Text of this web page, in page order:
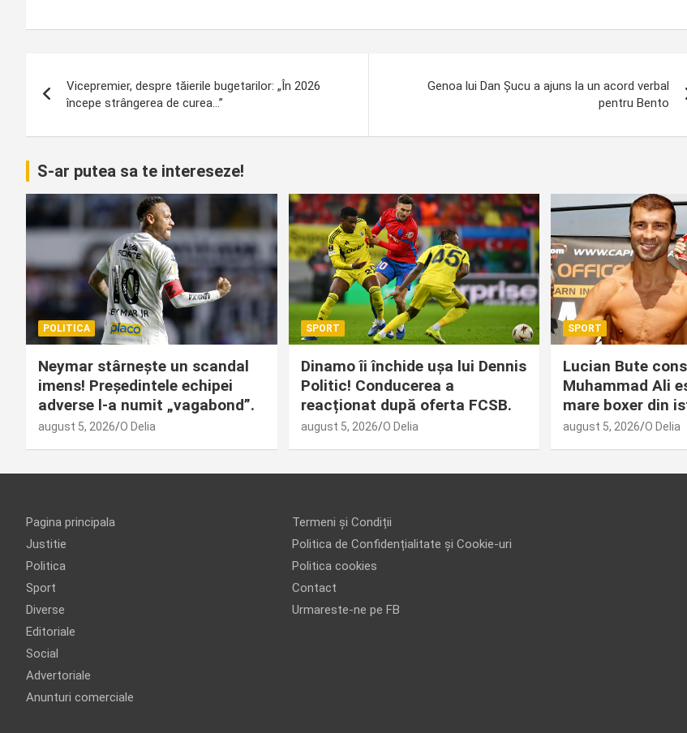
în
articole
Vicepremier, despre tăierile bugetarilor: „În 2026
începe strângerea de curea…”
Genoa lui Dan Șucu a ajuns la un acord verbal
pentru Bento
S-ar putea sa te intereseze!
POLITICA
Neymar stârnește un scandal
imens! Președintele echipei
adverse l-a numit „vagabond”.
august 5, 2026 O Delia
SPORT
Dinamo îi închide ușa lui Dennis
Politic! Conducerea a
reacționat după oferta FCSB.
august 5, 2026 O Delia
SPORT
Lucian Bute
Muhammad Ali
mare boxer din
august 5, 2026 O Delia
Pagina principala
Justitie
Politica
Sport
Diverse
Editoriale
Social
Advertoriale
Anunturi comerciale
Termeni și Condiții
Politica de Confidențialitate și Cookie-uri
Politica cookies
Contact
Urmareste-ne pe FB